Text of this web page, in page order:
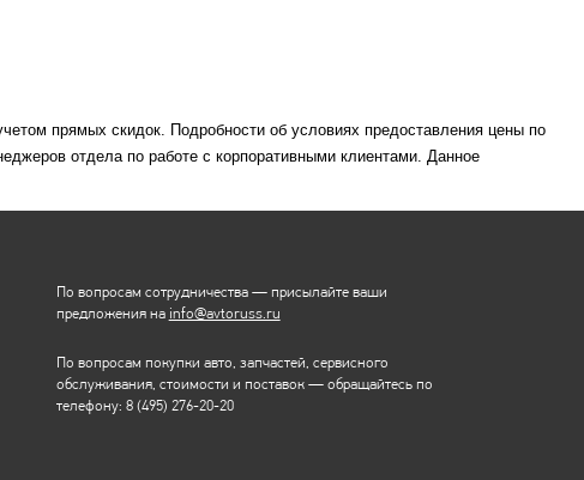
прямых скидок. Подробности об условиях предоставления цены по
отдела по работе с корпоративными клиентами. Данное
По вопросам сотрудничества — присылайте ваши
предложения на info@avtoruss.ru
По вопросам покупки авто, запчастей, сервисного
обслуживания, стоимости и поставок — обращайтесь по
телефону: 8 (495) 276-20-20